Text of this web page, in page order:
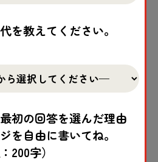
避難 が必要
なときに、みん
避難した場所で少しでも
の、事前 準備について
紹介
を教えてください。
初の回答を選んだ理由
を自由に書いてね。
200字）